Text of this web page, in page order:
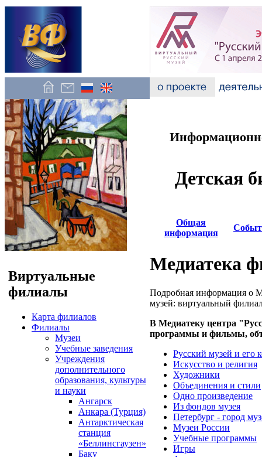
Виртуальные
филиалы
Карта филиалов
Филиалы
Музеи
Учебные заведения
Учреждения
дополнительного
образования, культуры
и науки
Ангарск
Анкара (Турция)
Антарктическая
станция
«Беллинсгаузен»
Баку
Детская
Общая
информация
Медиатека
Подробная информация о
музей: виртуальный
В Медиатеку центра
программы и фильмы,
Русский музей и его
Искусство и религия
Художники
Объединения и стили
Одно произведение
Из фондов музея
Петербург - город
Музеи России
Учебные программы
Игры